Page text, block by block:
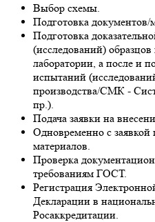
Выбор схемы.
Подготовка документов/
Подготовка
(исследований)
лаборатории, а после и
испытаний
производства/СМК -
пр.).
Подача заявки на
Одновременно с заявкой
материалов.
Проверка
требованиям ГОСТ.
Регистрация
Декларации в
Росаккредитации.